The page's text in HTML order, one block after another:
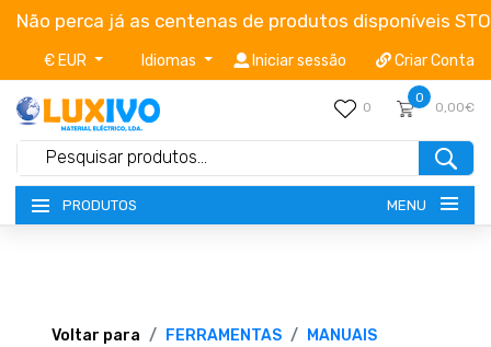
Não perca já as centenas de produtos disponíveis
€ EUR Idiomas Iniciar sessão Criar Conta
0
0
0,00€
PRODUTOS MENU
TERMOS E CONDIÇÕES
Voltar para FERRAMENTAS
MANUAIS